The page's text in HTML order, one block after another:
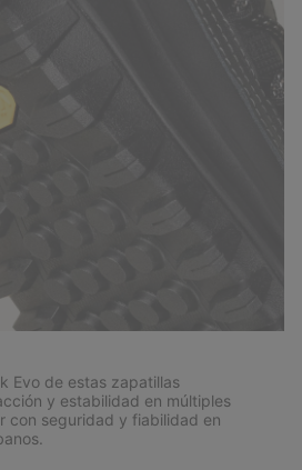
Evo de estas zapatillas
y estabilidad en múltiples
con seguridad y fiabilidad en